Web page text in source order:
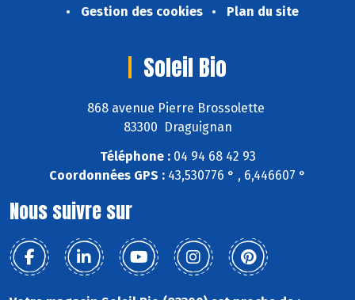
Gestion des cookies
Plan du site
Soleil Bio
868 avenue Pierre Brossolette
83300 Draguignan
Téléphone :04 94 68 42 93
Coordonnées GPS : 43,530776 ° , 6,446607 °
Nous suivre sur